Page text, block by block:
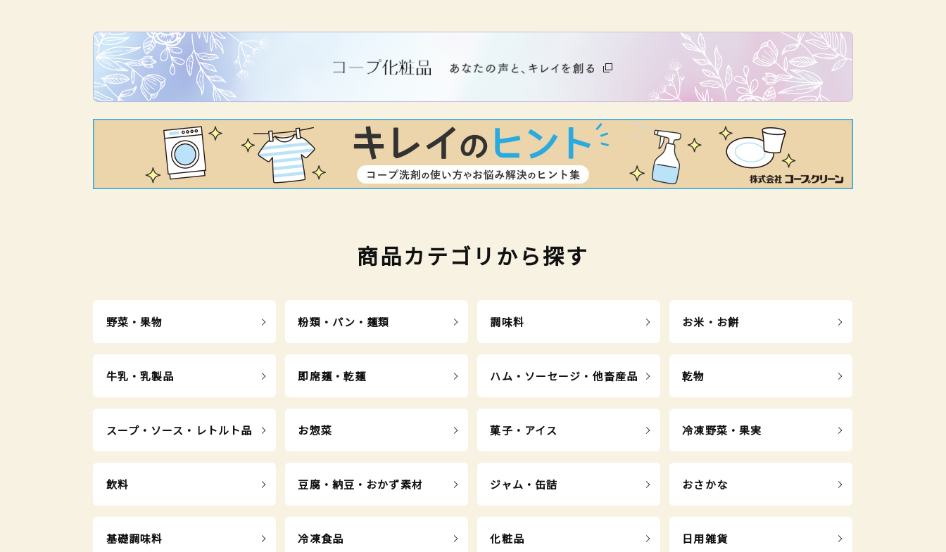
商品カテゴリから探す
野菜・果物 粉類・パン・麺類 調味料 お米・お餅
牛乳・乳製品 即席麺・乾麺 ハム・ソーセージ・他畜産品 乾物
スープ・ソース・レトルト品 お惣菜 菓子・アイス 冷凍野菜・果実
飲料 豆腐・納豆・おかず素材 ジャム・缶詰 おさかな
基礎調味料 冷凍食品 化粧品 日用雑貨